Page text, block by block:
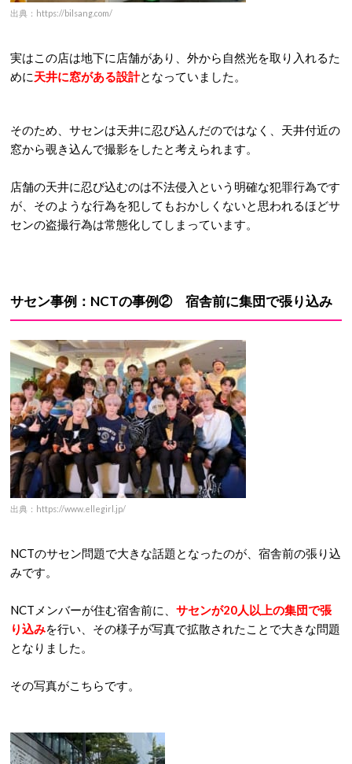
出典：https://bilsang.com/
実はこの店は地下に店舗があり、外から自然光を取り入れるた
めに天井に窓がある設計となっていました。
そのため、サセンは天井に忍び込んだのではなく、天井付近の
窓から覗き込んで撮影をしたと考えられます。
店舗の天井に忍び込むのは不法侵入という明確な犯罪行為です
が、そのような行為を犯してもおかしくないと思われるほどサ
センの盗撮行為は常態化してしまっています。
サセン事例： NCTの事例② 宿舎前に集団で張り込み
出典：https://www.ellegirl.jp/
NCTのサセン問題で大きな話題となったのが、宿舎前の張り込
みです。
NCTメンバーが住む宿舎前に、 サセンが20人以上の集団で張
り込みを行い、その様子が写真で拡散されたことで大きな問題
となりました。
その写真がこちらです。